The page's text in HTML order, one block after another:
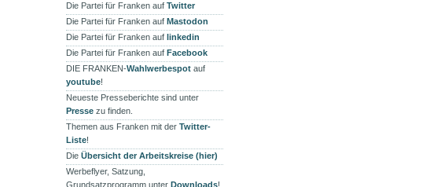
Die Partei für Franken auf Twitter
Die Partei für Franken auf Mastodon
Die Partei für Franken auf linkedin
Die Partei für Franken auf Facebook
DIE FRANKEN-Wahlwerbespot auf
youtube!
Neueste Presseberichte sind unter
Presse zu finden.
Themen aus Franken mit der Twitter-
Liste!
Die Übersicht der Arbeitskreise (hier)
Werbeflyer, Satzung,
Grundsatzprogramm unter Downloads!